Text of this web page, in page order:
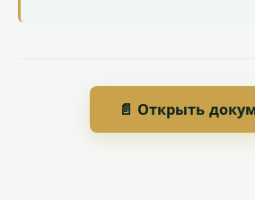
📄 Открыть